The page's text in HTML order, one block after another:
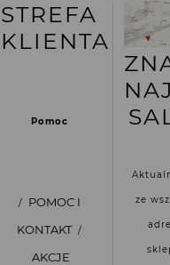
STREFA
KLIENTA
Pomoc
POMOC I
KONTAKT
AKCJE
ze